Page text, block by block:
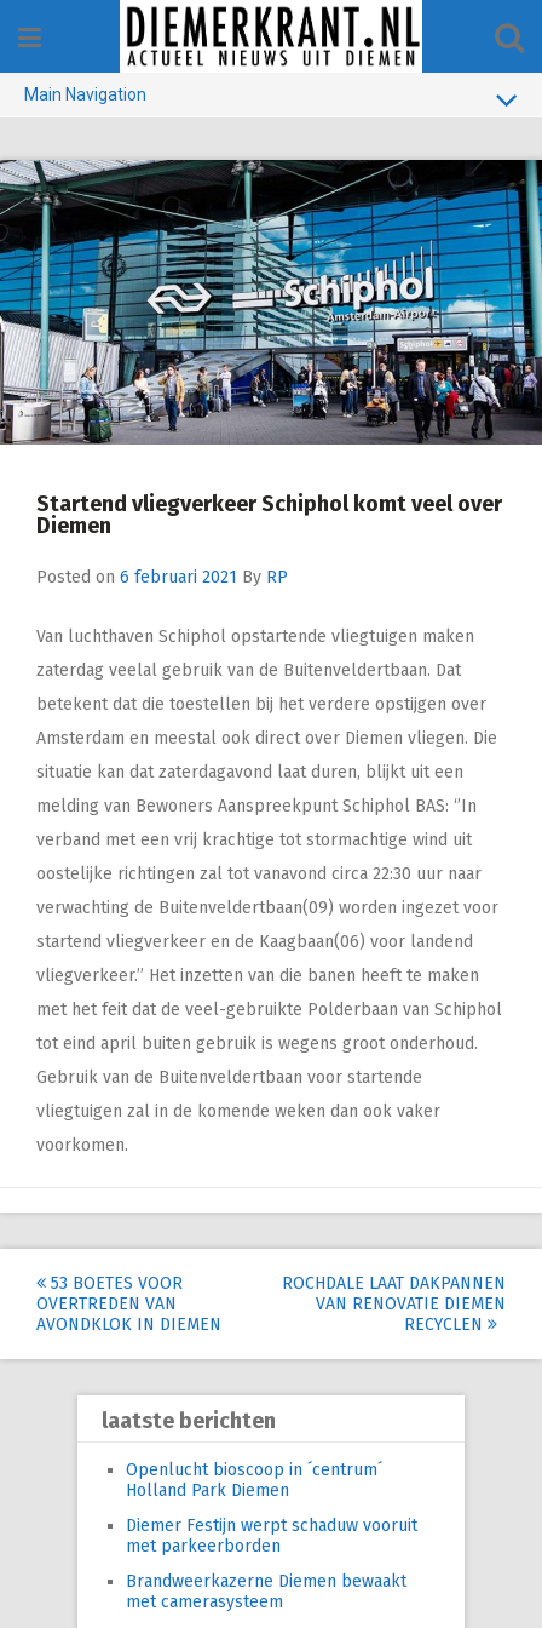
content
Main Navigation
GEMEENTE
1970-1990
VERKIEZINGEN
COLOFON
Startend vliegverkeer Schiphol komt veel over
Diemen
Posted on 6 februari 2021 By RP
Van luchthaven Schiphol opstartende vliegtuigen maken
zaterdag veelal gebruik van de Buitenveldertbaan. Dat
betekent dat die toestellen bij het verdere opstijgen over
Amsterdam en meestal ook direct over Diemen vliegen. Die
situatie kan dat zaterdagavond laat duren, blijkt uit een
melding van Bewoners Aanspreekpunt Schiphol BAS: ‘’In
verband met een vrij krachtige tot stormachtige wind uit
oostelijke richtingen zal tot vanavond circa 22:30 uur naar
verwachting de Buitenveldertbaan(09) worden ingezet voor
startend vliegverkeer en de Kaagbaan(06) voor landend
vliegverkeer.’’ Het inzetten van die banen heeft te maken
met het feit dat de veel-gebruikte Polderbaan van Schiphol
tot eind april buiten gebruik is wegens groot onderhoud.
Gebruik van de Buitenveldertbaan voor startende
vliegtuigen zal in de komende weken dan ook vaker
voorkomen.
Post
navigation
53 BOETES VOOR
OVERTREDEN VAN
AVONDKLOK IN DIEMEN
ROCHDALE LAAT DAKPANNEN
VAN RENOVATIE DIEMEN
RECYCLEN
laatste berichten
Openlucht bioscoop in ´centrum´
Holland Park Diemen
Diemer Festijn werpt schaduw vooruit
met parkeerborden
Brandweerkazerne Diemen bewaakt
met camerasysteem